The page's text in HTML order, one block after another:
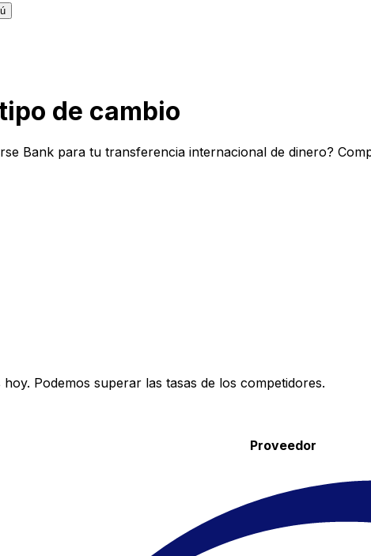
de cambio
Bank para tu transferencia internacional de dinero?
hoy. Podemos superar las tasas de los competidores.
Proveedor